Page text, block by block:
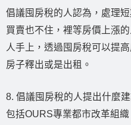
倡議囤房稅的人認為，處理
買賣也不住，裡等房價上漲
人手上，透過囤房稅可以提
房子釋出或是出租。
8. 倡議囤房稅的人提出什麼建
包括OURS專業都市改革組